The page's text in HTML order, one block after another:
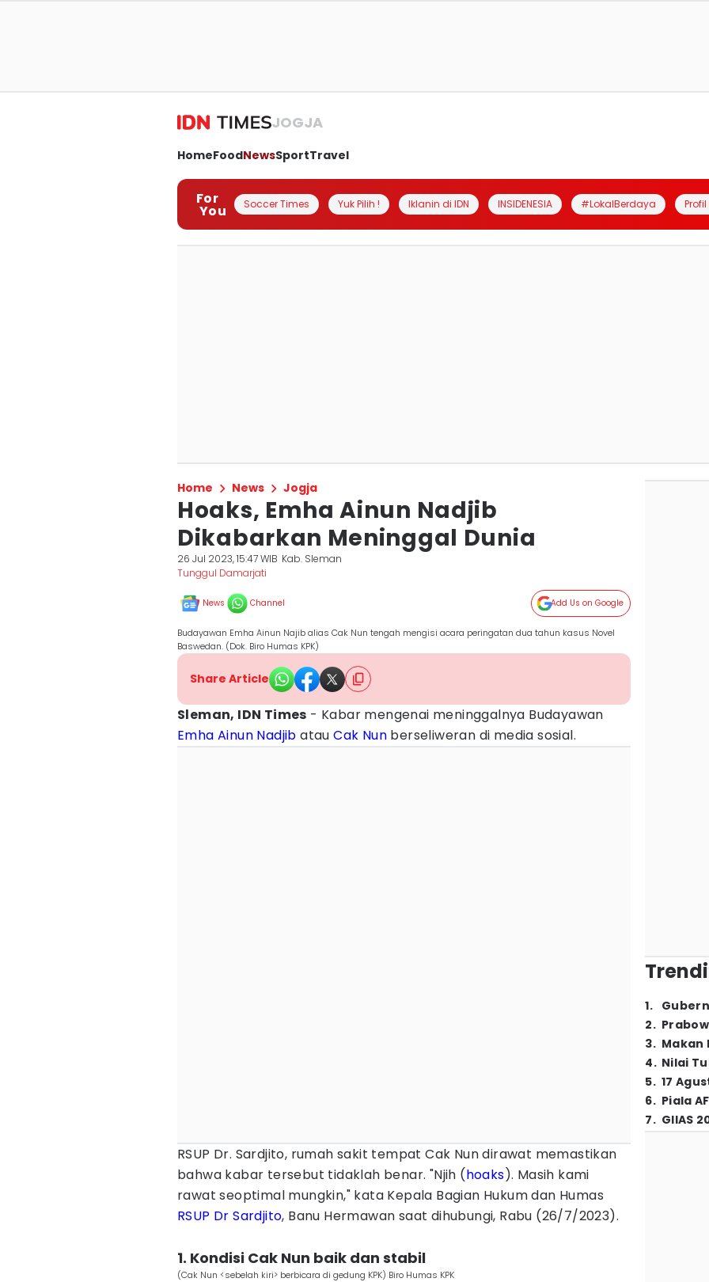
JOGJA
HomeFoodNewsSportTravel
For
You Soccer Times Yuk Pilih ! Iklanin di IDN INSIDENESIA #LokalBerdaya
Home News Jogja
Hoaks, Emha Ainun Nadjib
Dikabarkan Meninggal Dunia
26 Jul 2023, 15:47 WIB Kab. Sleman
Tunggul Damarjati
News Channel Add Us on Google
Budayawan Emha Ainun Najib alias Cak Nun tengah mengisi acara peringatan dua tahun kasus Novel
Baswedan. (Dok. Biro Humas KPK)
Share Article
Sleman, IDN Times - Kabar mengenai meninggalnya Budayawan
Emha Ainun Nadjib atauCak Nun berseliweran di media sosial.
RSUP Dr. Sardjito, rumah sakit tempat Cak Nun dirawat memastikan
bahwa kabar tersebut tidaklah benar. "Njih (hoaks). Masih kami
rawat seoptimal mungkin," kata Kepala Bagian Hukum dan Humas
RSUP Dr Sardjito, Banu Hermawan saat dihubungi, Rabu (26/7/2023).
1. Kondisi Cak Nun baik dan stabil
(Cak Nun <sebelah kiri> berbicara di gedung KPK) Biro Humas KPK
1.
2.
3. Makan
4. Nilai
5. 17
6. Piala
7. GIIAS